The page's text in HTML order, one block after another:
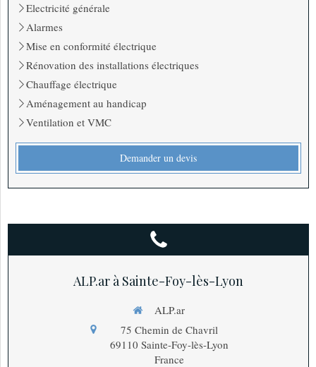
Electricité générale
Alarmes
Mise en conformité électrique
Rénovation des installations électriques
Chauffage électrique
Aménagement au handicap
Ventilation et VMC
Demander un devis
ALP.ar à Sainte-Foy-lès-Lyon
ALP.ar
75 Chemin de Chavril
69110 Sainte-Foy-lès-Lyon
France